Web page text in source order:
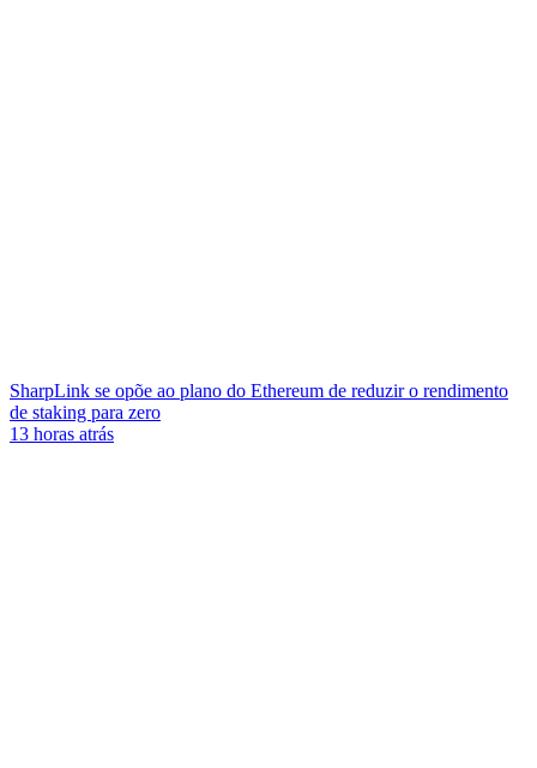
SharpLink se opõe ao plano do Ethereum de reduzir o rendimento
de staking para zero
13 horas atrás